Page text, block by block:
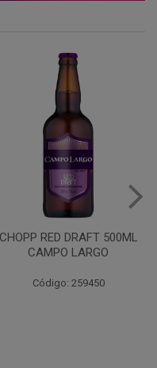
VINHO JURUPINGA DINALLE
975ML BCO